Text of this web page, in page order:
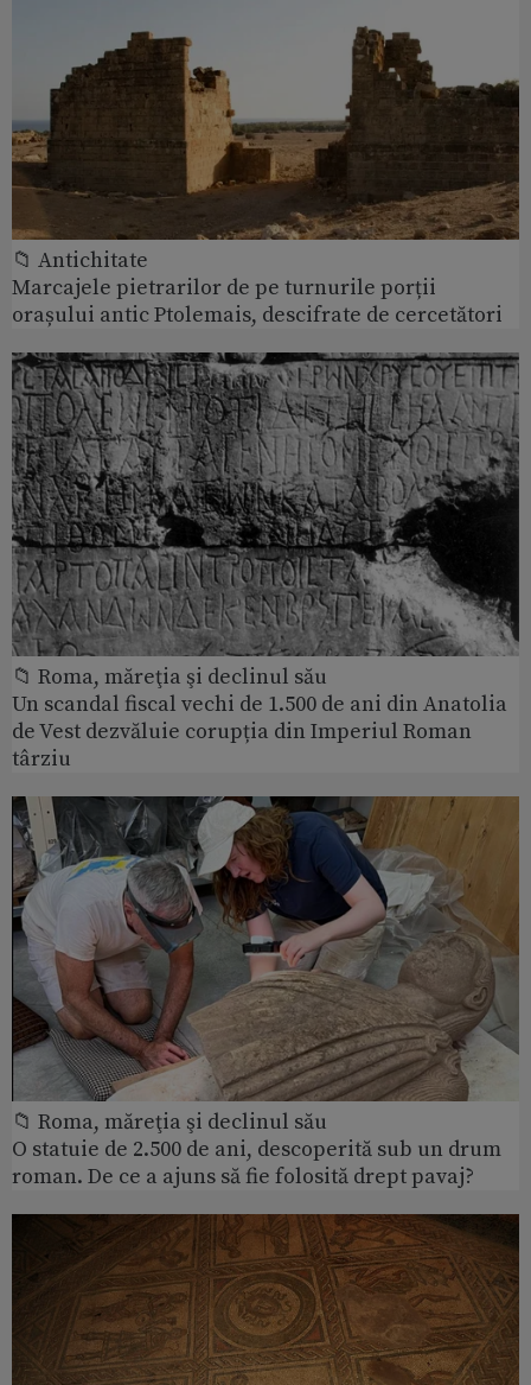
📁 Antichitate
Marcajele pietrarilor de pe turnurile porții
orașului antic Ptolemais, descifrate de cercetători
📁 Roma, măreţia şi declinul său
Un scandal fiscal vechi de 1.500 de ani din Anatolia
de Vest dezvăluie corupția din Imperiul Roman
târziu
📁 Roma, măreţia şi declinul său
O statuie de 2.500 de ani, descoperită sub un drum
roman. De ce a ajuns să fie folosită drept pavaj?